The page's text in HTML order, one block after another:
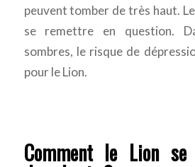
peuvent tomber de très haut.
se remettre en question.
sombres, le risque de
pour le Lion.
Comment le Lion se